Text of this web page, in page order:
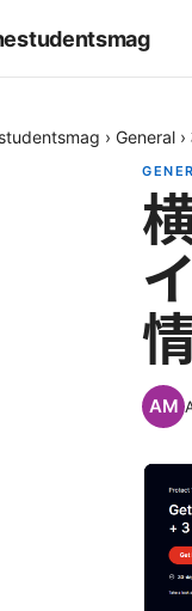
› General ›